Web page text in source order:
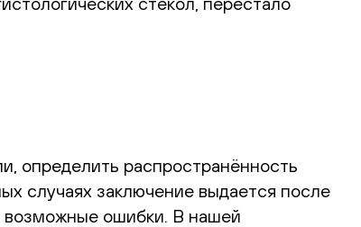
определить распространённость
случаях заключение выдается после
возможные ошибки. В нашей